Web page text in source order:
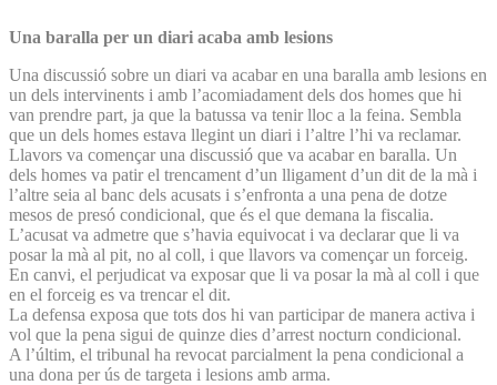
Una baralla per un diari acaba amb lesions
Una discussió sobre un diari va acabar en una baralla amb lesions en
un dels intervinents i amb l’acomiadament dels dos homes que hi
van prendre part, ja que la batussa va tenir lloc a la feina. Sembla
que un dels homes estava llegint un diari i l’altre l’hi va reclamar.
Llavors va començar una discussió que va acabar en baralla. Un
dels homes va patir el trencament d’un lligament d’un dit de la mà i
l’altre seia al banc dels acusats i s’enfronta a una pena de dotze
mesos de presó condicional, que és el que demana la fiscalia.
L’acusat va admetre que s’havia equivocat i va declarar que li va
posar la mà al pit, no al coll, i que llavors va començar un forceig.
En canvi, el perjudicat va exposar que li va posar la mà al coll i que
en el forceig es va trencar el dit.
La defensa exposa que tots dos hi van participar de manera activa i
vol que la pena sigui de quinze dies d’arrest nocturn condicional.
A l’últim, el tribunal ha revocat parcialment la pena condicional a
una dona per ús de targeta i lesions amb arma.